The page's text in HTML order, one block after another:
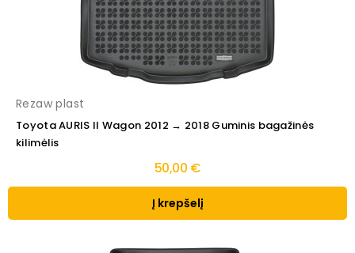
Rezaw plast
Toyota AURIS II Wagon 2012 → 2018 Guminis bagažinės
kilimėlis
50,00 €
Į krepšelį